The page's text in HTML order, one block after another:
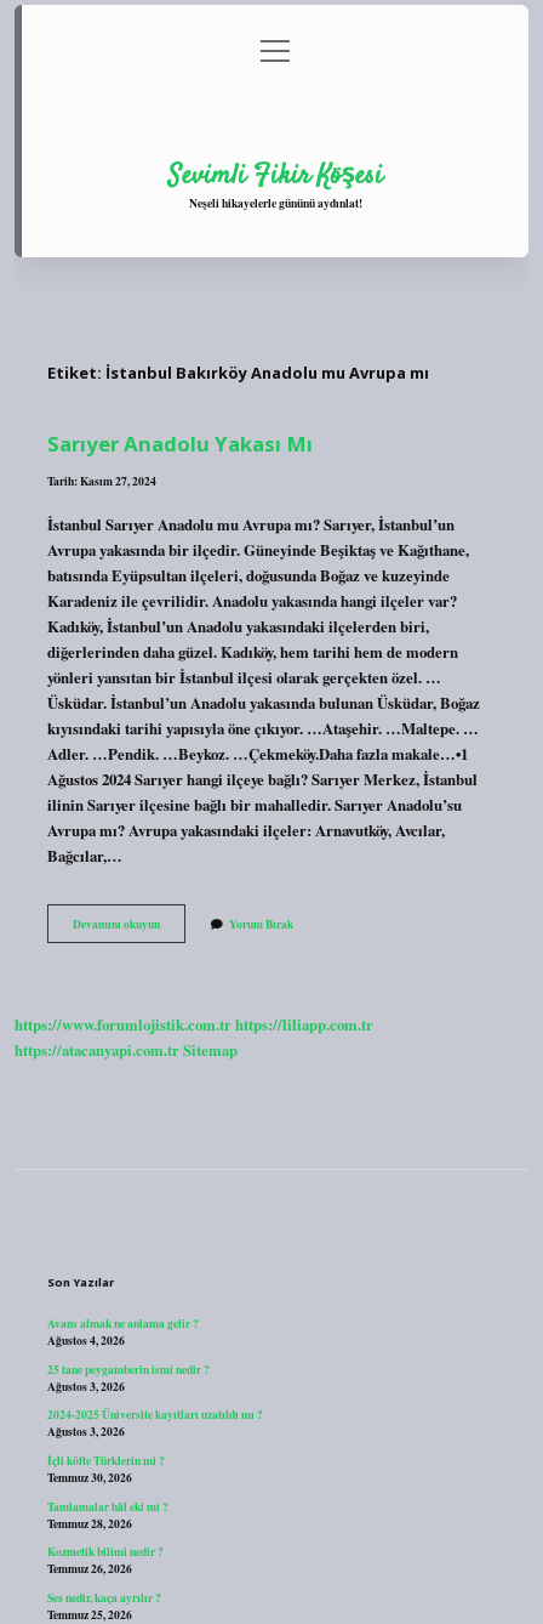
Gizlilik Politikası
menüyü
aç
Sevimli Fikir Köşesi
Neşeli hikayelerle gününü aydınlat!
Etiket: İstanbul Bakırköy Anadolu mu Avrupa mı
Sarıyer Anadolu Yakası Mı
Tarih: Kasım 27, 2024
İstanbul Sarıyer Anadolu mu Avrupa mı? Sarıyer, İstanbul’un
Avrupa yakasında bir ilçedir. Güneyinde Beşiktaş ve Kağıthane,
batısında Eyüpsultan ilçeleri, doğusunda Boğaz ve kuzeyinde
Karadeniz ile çevrilidir. Anadolu yakasında hangi ilçeler var?
Kadıköy, İstanbul’un Anadolu yakasındaki ilçelerden biri,
diğerlerinden daha güzel. Kadıköy, hem tarihi hem de modern
yönleri yansıtan bir İstanbul ilçesi olarak gerçekten özel. …
Üsküdar. İstanbul’un Anadolu yakasında bulunan Üsküdar, Boğaz
kıyısındaki tarihi yapısıyla öne çıkıyor. …Ataşehir. …Maltepe. …
Adler. …Pendik. …Beykoz. …Çekmeköy.Daha fazla makale…•1
Ağustos 2024 Sarıyer hangi ilçeye bağlı? Sarıyer Merkez, İstanbul
ilinin Sarıyer ilçesine bağlı bir mahalledir. Sarıyer Anadolu’su
Avrupa mı? Avrupa yakasındaki ilçeler: Arnavutköy, Avcılar,
Bağcılar,…
Devamını okuyunSarıyer
Anadolu
Yorum Bırak
https://www.forumlojistik.com.trhttps://liliapp.com.tr
https://atacanyapi.com.trSitemap
Son Yazılar
Avans almak ne anlama gelir ?
Ağustos 4, 2026
25 tane peygamberin ismi nedir ?
Ağustos 3, 2026
2024-2025 Üniversite kayıtları uzatıldı mı ?
Ağustos 3, 2026
İçli köfte Türklerin mi ?
Temmuz 30, 2026
Tamlamalar hâl eki mi ?
Temmuz 28, 2026
Kozmetik bilimi nedir ?
Temmuz 26, 2026
Ses nedir, kaça ayrılır ?
Temmuz 25, 2026